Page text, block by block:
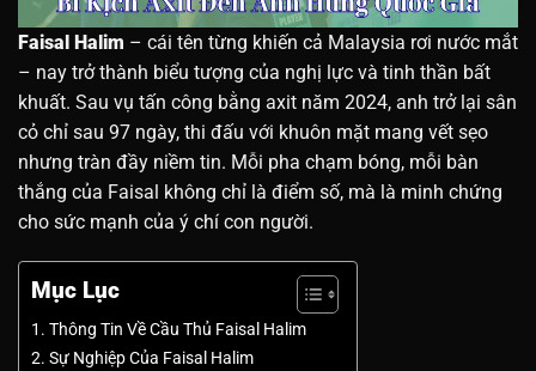
Faisal Halim – cái tên từng khiến cả Malaysia rơi nước mắt
– nay trở thành biểu tượng của nghị lực và tinh thần bất
khuất. Sau vụ tấn công bằng axit năm 2024, anh trở lại sân
cỏ chỉ sau 97 ngày, thi đấu với khuôn mặt mang vết sẹo
nhưng tràn đầy niềm tin. Mỗi pha chạm bóng, mỗi bàn
thắng của Faisal không chỉ là điểm số, mà là minh chứng
cho sức mạnh của ý chí con người.
Mục Lục
Thông Tin Về Cầu Thủ Faisal Halim
Sự Nghiệp Của Faisal Halim